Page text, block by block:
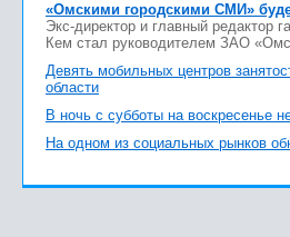
«Омскими городскими СМИ»
Экс-директор и главный редактор
Кем стал руководителем ЗАО
Девять мобильных центров
области
В ночь с субботы на воскресенье
На одном из социальных рынков